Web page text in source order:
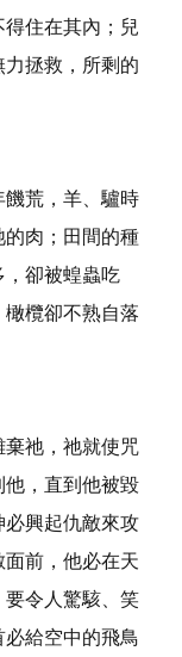
住在其內；兒
拯救，所剩的
荒，羊、驢時
肉；田間的種
卻被蝗蟲吃
欖卻不熟自落
祂，祂就使咒
，直到他被毀
興起仇敵來攻
前，他必在天
令人驚駭、笑
給空中的飛鳥